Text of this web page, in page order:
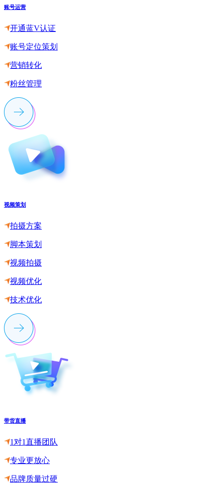
账号运营
开通蓝V认证
账号定位策划
营销转化
粉丝管理
视频策划
拍摄方案
脚本策划
视频拍摄
视频优化
技术优化
带货直播
1对1直播团队
专业更放心
品牌质量过硬